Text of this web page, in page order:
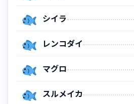
シイラ
レンコダイ
マグロ
スルメイカ